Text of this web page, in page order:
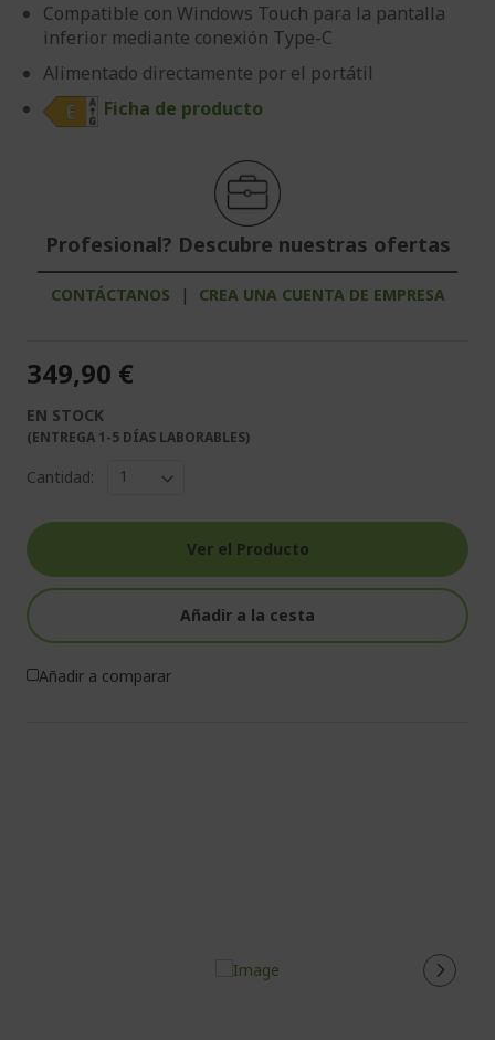
Compatible con Windows Touch para la pantalla
inferior mediante conexión Type-C
Alimentado directamente por el portátil
Ficha de producto
Profesional? Descubre nuestras ofertas
CONTÁCTANOS | CREA UNA CUENTA DE EMPRESA
349,90 €
EN STOCK
(ENTREGA 1-5 DÍAS LABORABLES)
Cantidad:
Ver el Producto
Añadir a la cesta
Añadir a comparar